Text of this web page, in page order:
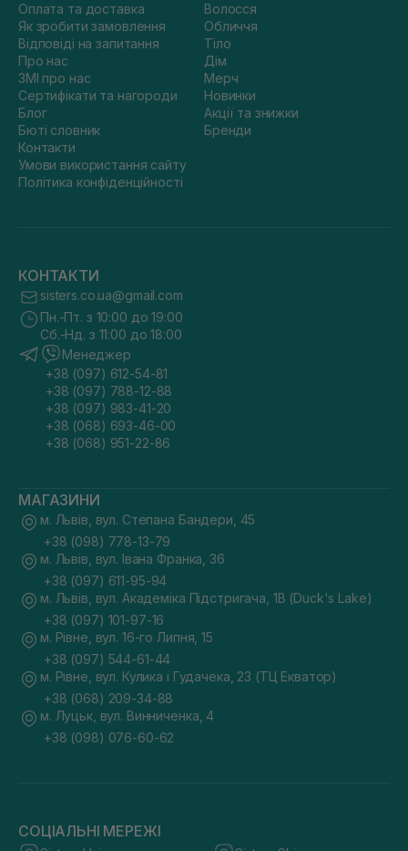
Оплата та доставка
Як зробити замовлення
Відповіді на запитання
Про нас
ЗМІ про нас
Сертифікати та нагороди
Блог
Бюті словник
Контакти
Умови використання сайту
Політика конфіденційності
Волосся
Обличчя
Тіло
Дім
Мерч
Новинки
Акції та знижки
Бренди
КОНТАКТИ
sisters.co.ua@gmail.com
Пн.-Пт. з 10:00 до 19:00
Сб.-Нд. з 11:00 до 18:00
Менеджер
+38 (097) 612-54-81
+38 (097) 788-12-88
+38 (097) 983-41-20
+38 (068) 693-46-00
+38 (068) 951-22-86
МАГАЗИНИ
м. Львів, вул. Степана Бандери, 45
+38 (098) 778-13-79
м. Львів, вул. Івана Франка, 36
+38 (097) 611-95-94
м. Львів, вул. Академіка Підстригача, 1В (Duck's Lake)
+38 (097) 101-97-16
м. Рівне, вул. 16-го Липня, 15
+38 (097) 544-61-44
м. Рівне, вул. Кулика і Гудачека, 23 (ТЦ Екватор)
+38 (068) 209-34-88
м. Луцьк, вул. Винниченка, 4
+38 (098) 076-60-62
СОЦІАЛЬНІ МЕРЕЖІ